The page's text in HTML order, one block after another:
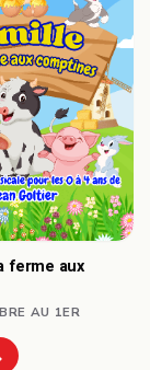
ferme aux
AU 1ER